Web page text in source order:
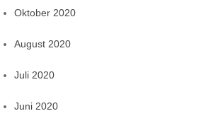
Oktober 2020
August 2020
Juli 2020
Juni 2020